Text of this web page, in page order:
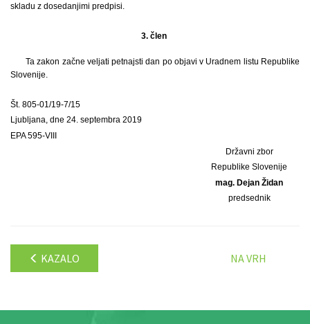
skladu z dosedanjimi predpisi.
3. člen
Ta zakon začne veljati petnajsti dan po objavi v Uradnem listu Republike
Slovenije.
Št. 805-01/19-7/15
Ljubljana, dne 24. septembra 2019
EPA 595-VIII
Državni zbor
Republike Slovenije
mag. Dejan Židan
predsednik
KAZALO NA VRH